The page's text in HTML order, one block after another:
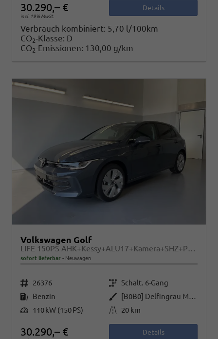
30.290,– €
incl. 19% MwSt.
Details
Verbrauch kombiniert: 5,70 l/100km
CO2-Klasse: D
CO2-Emissionen: 130,00 g/km
Volkswagen Golf
LIFE 150PS AHK+Kessy+ALU17+Kamera+SHZ+Parklenk+Alarm
sofort lieferbar Neuwagen
Fahrzeugnr. 26376 Getriebe Schalt. 6-Gang
Kraftstoff Benzin Außenfarbe
[B0B0] Delfingrau Metallic
Leistung 110 kW (150 PS) Kilometerstand 20 km
30.290,– € Details